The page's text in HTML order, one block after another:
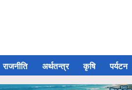
राजनीति अर्थतन्त्र कृषि पर्यटन